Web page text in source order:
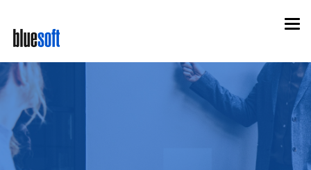
main
content